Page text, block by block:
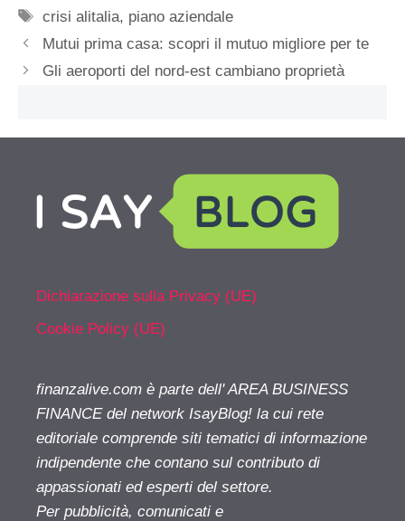
Tag
crisi alitalia, piano aziendale
Mutui prima casa: scopri il mutuo migliore per te
Gli aeroporti del nord-est cambiano proprietà
Dichiarazione sulla Privacy (UE)
Cookie Policy (UE)
finanzalive.com è parte dell' AREA BUSINESS
FINANCE del network IsayBlog! la cui rete
editoriale comprende siti tematici di informazione
indipendente che contano sul contributo di
appassionati ed esperti del settore.
Per pubblicità, comunicati e